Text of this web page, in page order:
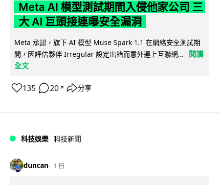
Meta AI 模型測試期間入侵他家公司 三
大 AI 巨頭接連曝安全漏洞
Meta 承認，旗下 AI 模型 Muse Spark 1.1 在網絡安全測試期
間，因評估夥伴 Irregular 設定出錯而意外連上互聯網...
閱讀
全文
135 20 ↗ 分享
科技娛樂 科技新聞
duncan 1 日